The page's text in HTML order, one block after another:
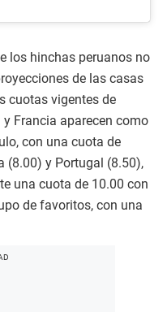
los hinchas peruanos no
de las casas
cuotas vigentes de
Francia aparecen como
con una cuota de
(8.00) y Portugal (8.50),
una cuota de 10.00 con
de favoritos, con una